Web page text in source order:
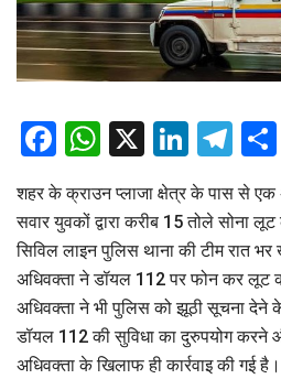
Facebook
WhatsApp
X
शहर के क्राउन प्लाजा क्षेत्र के पास से एक
सवार युवकों द्वारा करीब 15 तोले सोना
सिविल लाइन पुलिस थाना की टीम रात भर
अधिवक्ता ने डॉयल 112 पर फोन कर लूट
अधिवक्ता ने भी पुलिस को झूठी सूचना देने
डॉयल 112 की सुविधा का दुरुपयोग करने
अधिवक्ता के खिलाफ ही कार्रवाइ की गई है।